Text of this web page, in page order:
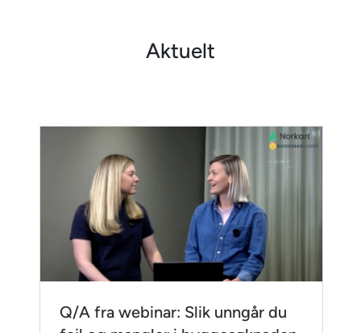
Aktuelt
Q/A fra webinar: Slik unngår du